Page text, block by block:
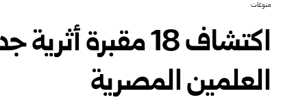
منوعات
اكتشاف 18 مقبرة
العلمين المصرية